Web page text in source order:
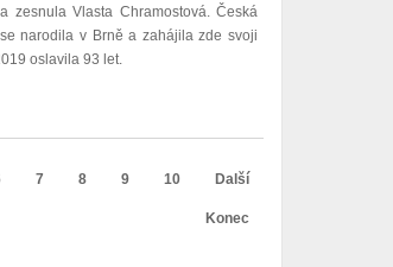
zesnula Vlasta Chramostová. Česká
narodila v Brně a zahájila zde svoji
oslavila 93 let.
7 8 9 10 Další
Konec